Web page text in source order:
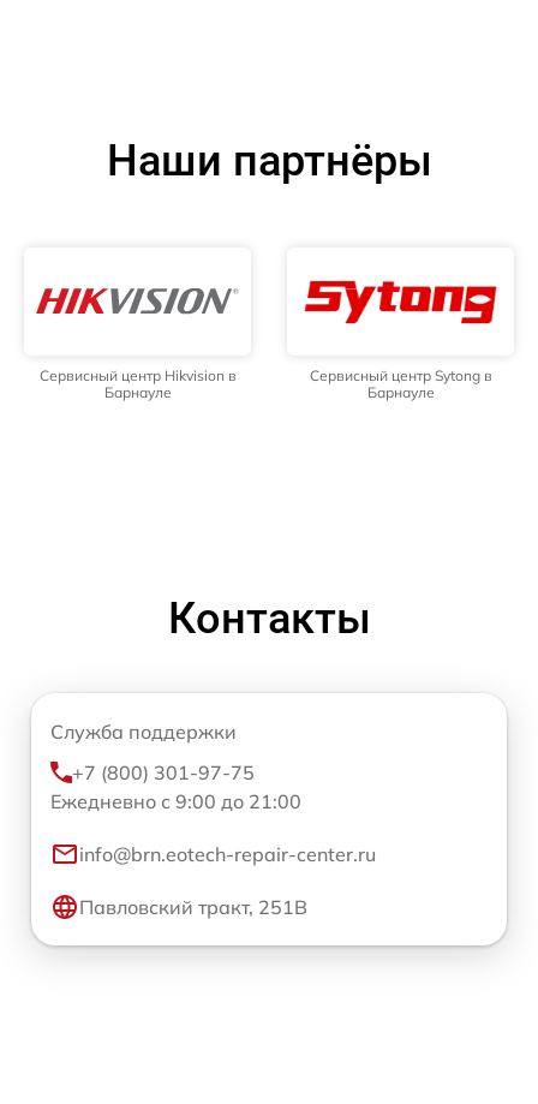
Наши партнёры
Сервисный центр Hikvision в
Барнауле
Сервисный центр Sytong в
Барнауле
Контакты
Служба поддержки
+7 (800) 301-97-75
Ежедневно с 9:00 до 21:00
info@brn.eotech-repair-center.ru
Павловский тракт, 251В